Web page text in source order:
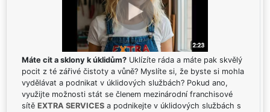
Máte cit a sklony k úklidům? Uklízíte ráda a máte pak skvělý
pocit z té zářivé čistoty a vůně? Myslíte si, že byste si mohla
vydělávat a podnikat v úklidových službách? Pokud ano,
využijte možnosti stát se členem mezinárodní franchisové
sítě EXTRA SERVICES a podnikejte v úklidových službách s